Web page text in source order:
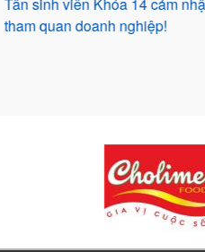
từ mái trường HCT